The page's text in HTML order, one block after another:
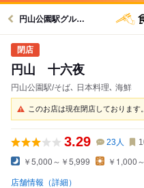
円山公園駅グルメへ
円山 十六夜
円山公園駅/そば､ 日本料理､ 海鮮
このお店は現在閉店しております。
3.29 23人
￥5,000～￥5,999 ￥1,000
店舗情報（詳細）